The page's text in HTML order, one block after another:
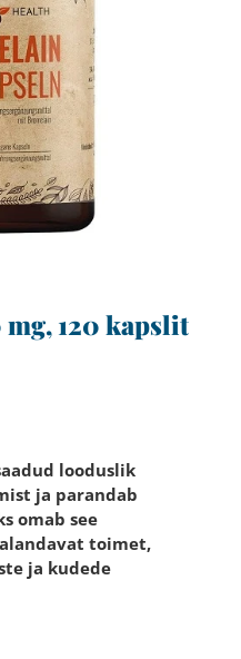
120 kapslit
looduslik
ja parandab
omab see
toimet,
ja kudede